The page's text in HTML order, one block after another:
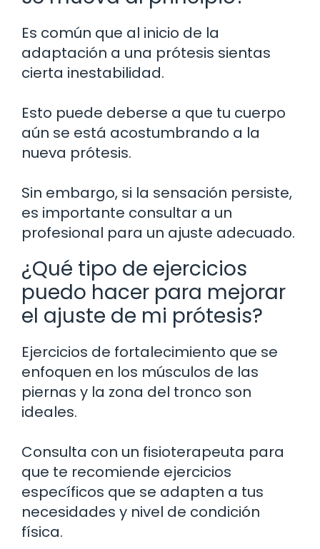
Es común que al inicio de la
adaptación a una prótesis sientas
cierta inestabilidad.
Esto puede deberse a que tu cuerpo
aún se está acostumbrando a la
nueva prótesis.
Sin embargo, si la sensación persiste,
es importante consultar a un
profesional para un ajuste adecuado.
¿Qué tipo de ejercicios
puedo hacer para mejorar
el ajuste de mi prótesis?
Ejercicios de fortalecimiento que se
enfoquen en los músculos de las
piernas y la zona del tronco son
ideales.
Consulta con un fisioterapeuta para
que te recomiende ejercicios
específicos que se adapten a tus
necesidades y nivel de condición
física.